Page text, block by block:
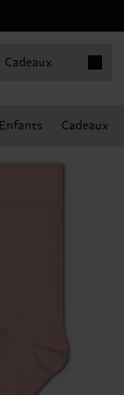
Cadeaux
Enfants Cadeaux